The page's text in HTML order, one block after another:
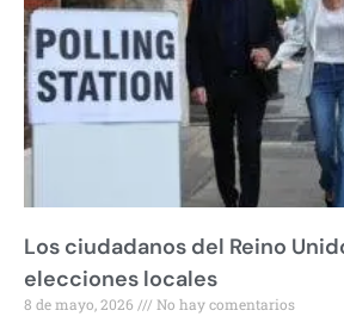
Los ciudadanos del Reino
elecciones locales
8 de mayo, 2026 No hay comentarios